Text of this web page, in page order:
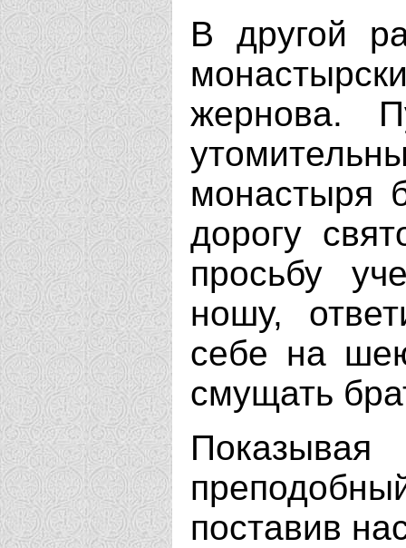
В другой
жернова.
монастыря
дорогу
просьбу
ношу,
себе на
смущать
поставив